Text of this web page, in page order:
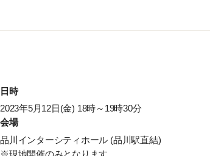
日時
2023年5月12日(金) 18時～19時30分
会場
品川インターシティホール (品川駅直結)
※現地開催のみとなります